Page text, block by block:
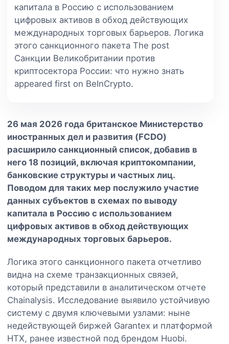
капитала в Россию с использованием
цифровых активов в обход действующих
международных торговых барьеров. Логика
этого санкционного пакета The post
Санкции Великобритании против
криптосектора России: что нужно знать
appeared first on BeInCrypto.
26 мая 2026 года британское Министерство
иностранных дел и развития (FCDO)
расширило санкционный список, добавив в
него 18 позиций, включая криптокомпании,
банковские структуры и частных лиц.
Поводом для таких мер послужило участие
данных субъектов в схемах по выводу
капитала в Россию с использованием
цифровых активов в обход действующих
международных торговых барьеров.
Логика этого санкционного пакета отчетливо
видна на схеме транзакционных связей,
который представили в аналитическом отчете
Chainalysis. Исследование выявило устойчивую
систему с двумя ключевыми узлами: ныне
недействующей биржей Garantex и платформой
HTX, ранее известной под брендом Huobi.